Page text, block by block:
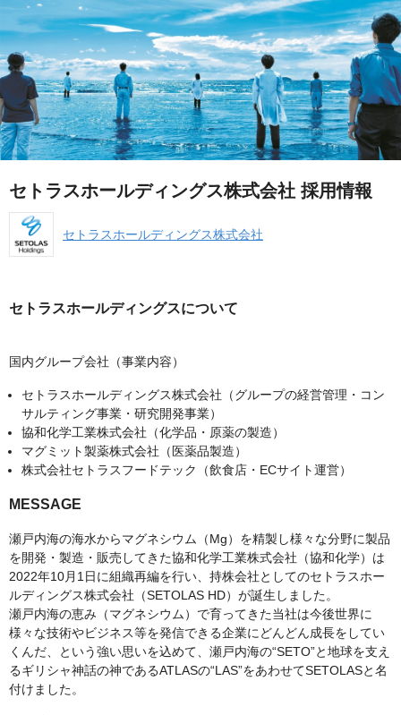
セトラスホールディングス株式会社 採用情報
セトラスホールディングス株式会社
セトラスホールディングスについて
国内グループ会社（事業内容）
セトラスホールディングス株式会社（グループの経営管理・コン
サルティング事業・研究開発事業）
協和化学工業株式会社（化学品・原薬の製造）
マグミット製薬株式会社（医薬品製造）
株式会社セトラスフードテック（飲食店・ECサイト運営）
MESSAGE
瀬戸内海の海水からマグネシウム（Mg）を精製し様々な分野に製品
を開発・製造・販売してきた協和化学工業株式会社（協和化学）は
2022年10月1日に組織再編を行い、持株会社としてのセトラスホー
ルディングス株式会社（SETOLAS HD）が誕生しました。
瀬戸内海の恵み（マグネシウム）で育ってきた当社は今後世界に
様々な技術やビジネス等を発信できる企業にどんどん成長をしてい
くんだ、という強い思いを込めて、瀬戸内海の“SETO”と地球を支え
るギリシャ神話の神であるATLASの“LAS”をあわせてSETOLASと名
付けました。